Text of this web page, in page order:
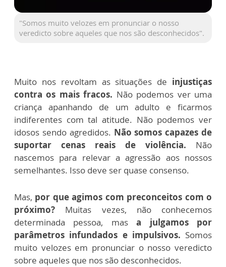
"Somos muito velozes em pronunciar o nosso
veredicto sobre aqueles que nos são desconhecidos".
Muito nos revoltam as situações de injustiças
contra os mais fracos. Não podemos ver uma
criança apanhando de um adulto e ficarmos
indiferentes com tal atitude. Não podemos ver
idosos sendo agredidos. Não somos capazes de
suportar cenas reais de violência. Não
nascemos para relevar a agressão aos nossos
semelhantes. Isso deve ser quase consenso.
Mas, por que agimos com preconceitos com o
próximo? Muitas vezes, não conhecemos
determinada pessoa, masa julgamos por
parâmetros infundados e impulsivos. Somos
muito velozes em pronunciar o nosso veredicto
sobre aqueles que nos são desconhecidos.